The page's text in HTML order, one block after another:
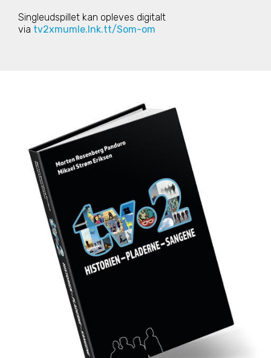
Singleudspillet kan opleves digitalt
via tv2xmumle.lnk.tt/Som-om